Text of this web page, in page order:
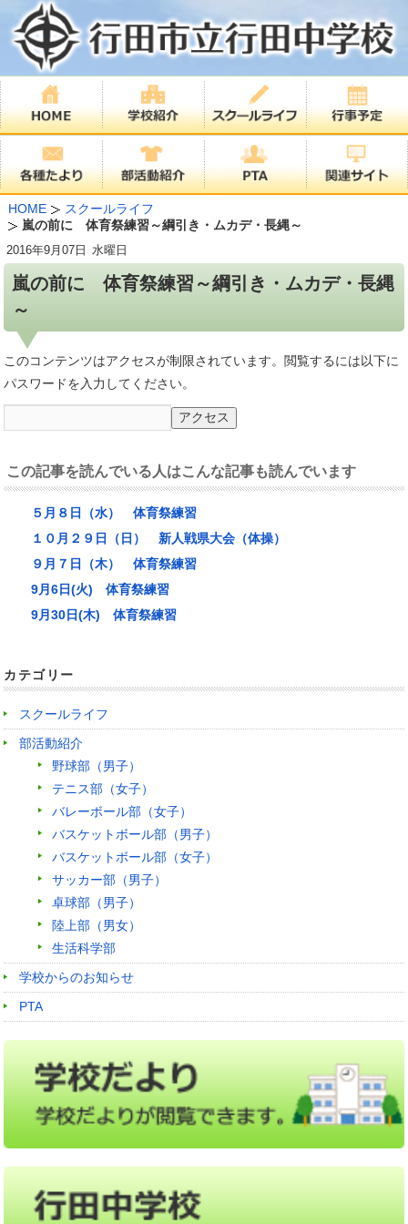
HOME
スクールライフ
嵐の前に 体育祭練習～綱引き・ムカデ・長縄～
嵐の前に 体育祭練習～綱引き・ムカデ・長縄
～
2016年9月07日 水曜日
このコンテンツはアクセスが制限されています。閲覧するには以下に
パスワードを入力してください。
この記事を読んでいる人はこんな記事も読んでいます
５月８日（水） 体育祭練習
１０月２９日（日） 新人戦県大会（体操）
９月７日（木） 体育祭練習
9月6日(火) 体育祭練習
9月30日(木) 体育祭練習
カテゴリー
スクールライフ
部活動紹介
野球部（男子）
テニス部（女子）
バレーボール部（女子）
バスケットボール部（男子）
バスケットボール部（女子）
サッカー部（男子）
卓球部（男子）
陸上部（男女）
生活科学部
学校からのお知らせ
PTA